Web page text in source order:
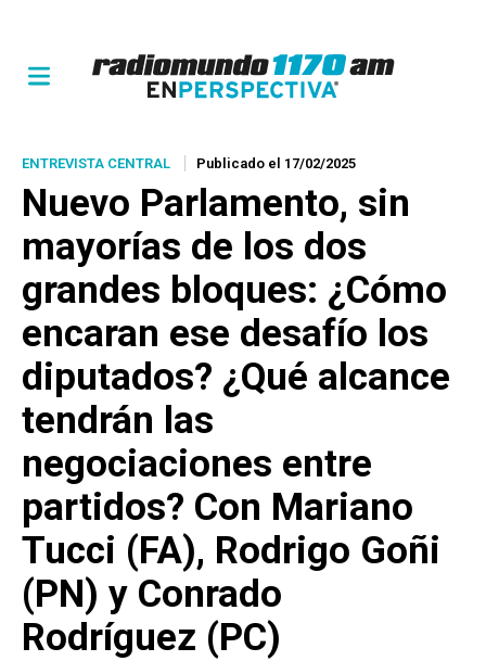
ENTREVISTA CENTRAL Publicado el 17/02/2025
Nuevo Parlamento, sin
mayorías de los dos
grandes bloques: ¿Cómo
encaran ese desafío los
diputados? ¿Qué alcance
tendrán las
negociaciones entre
partidos? Con Mariano
Tucci (FA), Rodrigo Goñi
(PN) y Conrado
Rodríguez (PC)